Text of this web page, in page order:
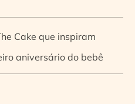
Cake que inspiram
aniversário do bebê